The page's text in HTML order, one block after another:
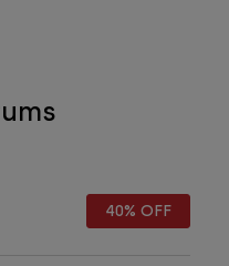
40% OFF